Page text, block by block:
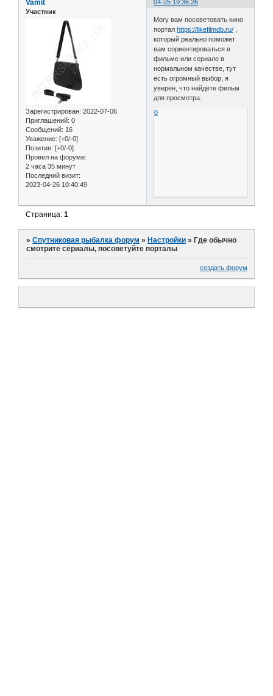
04-25 19:36:26
Vamit
Участник
Зарегистрирован: 2022-07-06
Приглашений: 0
Сообщений: 16
Уважение: [+0/-0]
Позитив: [+0/-0]
Провел на форуме:
2 часа 35 минут
Последний визит:
2023-04-26 10:40:49
Могу вам посоветовать кино
портал https://likefilmdb.ru/ ,
который реально поможет
вам сориентироваться в
фильме или сериале в
нормальном качестве, тут
есть огромный выбор, я
уверен, что найдете фильм
для просмотра.
0
Страница:1
»Спутниковая рыбалка форум »Настройки »Где обычно
смотрите сериалы, посоветуйте порталы
создать форум